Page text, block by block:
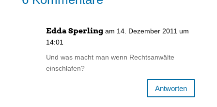
Edda Sperling am 14. Dezember 2011 um
14:01
Und was macht man wenn Rechtsanwälte
einschlafen?
Antworten